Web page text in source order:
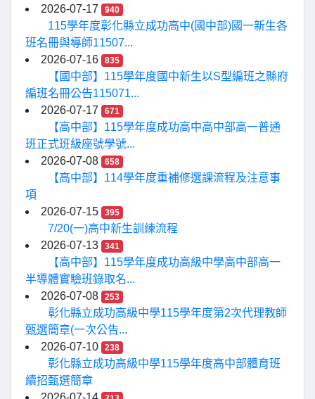
2026-07-17 940
115學年度彰化縣立成功高中(國中部)國一新生各
班名冊與導師11507...
2026-07-16
835
【國中部】115學年度國中新生以S型編班之縣府
編班名冊公告115071...
2026-07-17
671
【高中部】115學年度成功高中高中部高一普通
班正式班級座號學號...
2026-07-08
658
【高中部】114學年度重補修選課流程及注意事
項
2026-07-15
395
7/20(一)高中新生訓練流程
2026-07-13
341
【高中部】115學年度成功高級中學高中部高一
半導體實驗班錄取名...
2026-07-08
253
彰化縣立成功高級中學115學年度第2次代理教師
甄選簡章(一次公告...
2026-07-10
238
彰化縣立成功高級中學115學年度高中部體育班
續招甄選簡章